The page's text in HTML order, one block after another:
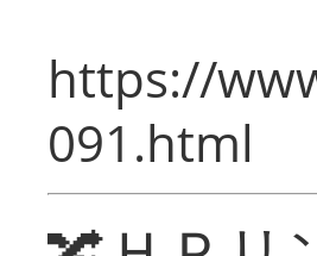
https://
091.html